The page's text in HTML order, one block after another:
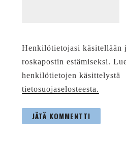
Henkilötietojasi käsitellään
roskapostin estämiseksi.
henkilötietojen käsittelystä
tietosuojaselosteesta.